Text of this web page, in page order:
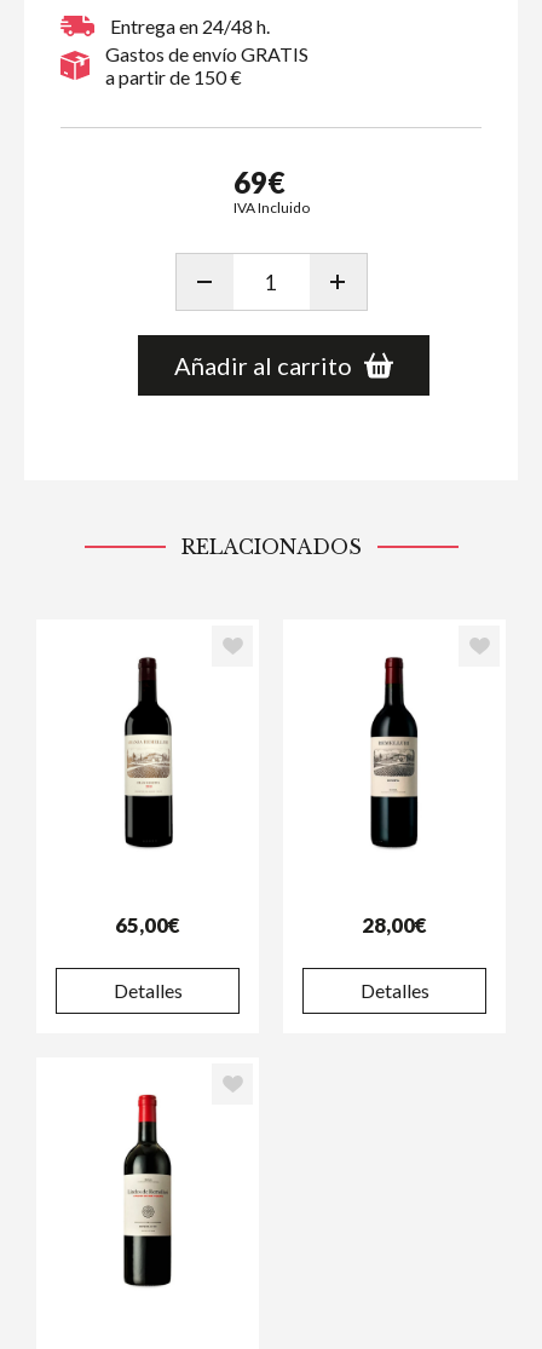
Entrega en 24/48 h.
Gastos de envío GRATIS
a partir de 150 €
69€
IVA Incluido
Añadir al carrito
RELACIONADOS
65,00€
Detalles
28,00€
Detalles